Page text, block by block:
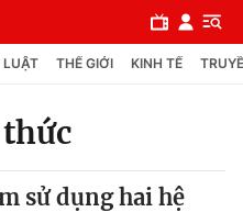
LUẬT THẾ GIỚI KINH TẾ
sử dụng hai hệ